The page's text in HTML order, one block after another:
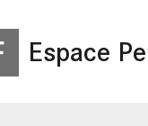
Espace